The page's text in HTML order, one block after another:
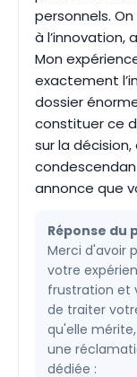
personnels.
à l’innovation,
Mon
exactement
dossier
constituer ce
sur la
annonce que
Réponse du
Merci d'avoir
votre
frustration et
de traiter
qu'elle
une
dédiée :